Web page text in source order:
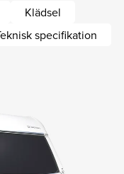
Klädsel
specifikation